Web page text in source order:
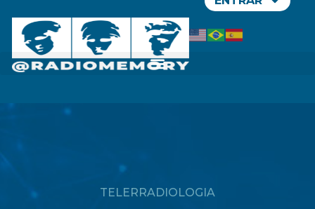
TELERRADIOLOGIA